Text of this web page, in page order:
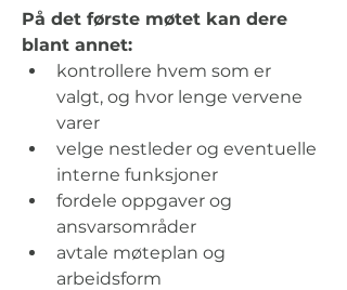
På det første møtet kan dere
blant annet:
kontrollere hvem som er
valgt, og hvor lenge vervene
varer
velge nestleder og eventuelle
interne funksjoner
fordele oppgaver og
ansvarsområder
avtale møteplan og
arbeidsform